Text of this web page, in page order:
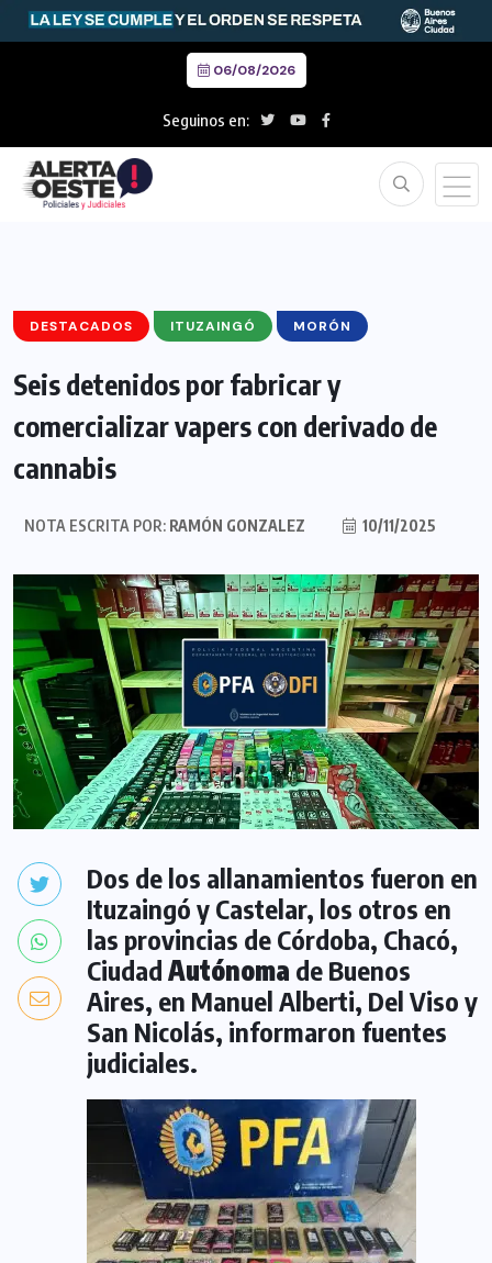
06/08/2026
Seguinos en:
DESTACADOS ITUZAINGÓ MORÓN
Seis detenidos por fabricar y
comercializar vapers con derivado de
cannabis
NOTA ESCRITA POR:RAMÓN GONZALEZ 10/11/2025
Dos de los allanamientos fueron en
Ituzaingó y Castelar, los otros en
las provincias de Córdoba, Chacó,
Ciudad Autónoma de Buenos
Aires, en Manuel Alberti, Del Viso y
San Nicolás, informaron fuentes
judiciales.